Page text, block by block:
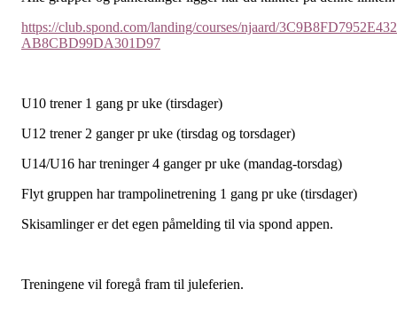
https://club.spond.com/landing/courses/njaard/
AB8CBD99DA301D97
U10 trener 1 gang pr uke (tirsdager)
U12 trener 2 ganger pr uke (tirsdag og torsdager)
U14/U16 har treninger 4 ganger pr uke (mandag-torsdag)
Flyt gruppen har trampolinetrening 1 gang pr uke (tirsdager)
Skisamlinger er det egen påmelding til via spond appen.
Treningene vil foregå fram til juleferien.